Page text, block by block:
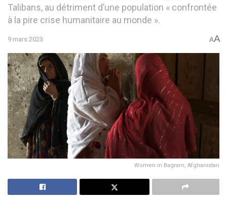
Talibans, au détriment d’une population « confrontée
à la pire crise humanitaire au monde ».
9 mars 2023 AA
Women in Bagram, Afghanistan